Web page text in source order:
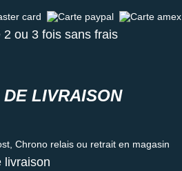
card Carte paypal Carte amex
ou 3 fois sans frais
LIVRAISON
Chrono relais ou retrait en magasin
livraison